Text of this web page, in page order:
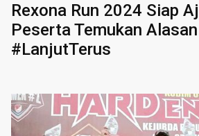
Rexona Run 2024 Siap
Peserta Temukan
#LanjutTerus